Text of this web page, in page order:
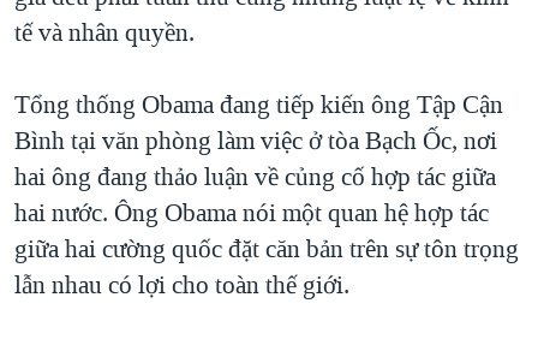
NGƯ DÂN VIỆT VÀ LÀN SÓNG TRỘM HẢI SÂM
QUAN HỆ VIỆT MỸ
tế và nhân quyền.
Tổng thống Obama đang tiếp kiến ông Tập Cận
Bình tại văn phòng làm việc ở tòa Bạch Ốc, nơi
hai ông đang thảo luận về củng cố hợp tác giữa
hai nước. Ông Obama nói một quan hệ hợp tác
giữa hai cường quốc đặt căn bản trên sự tôn trọng
lẫn nhau có lợi cho toàn thế giới.